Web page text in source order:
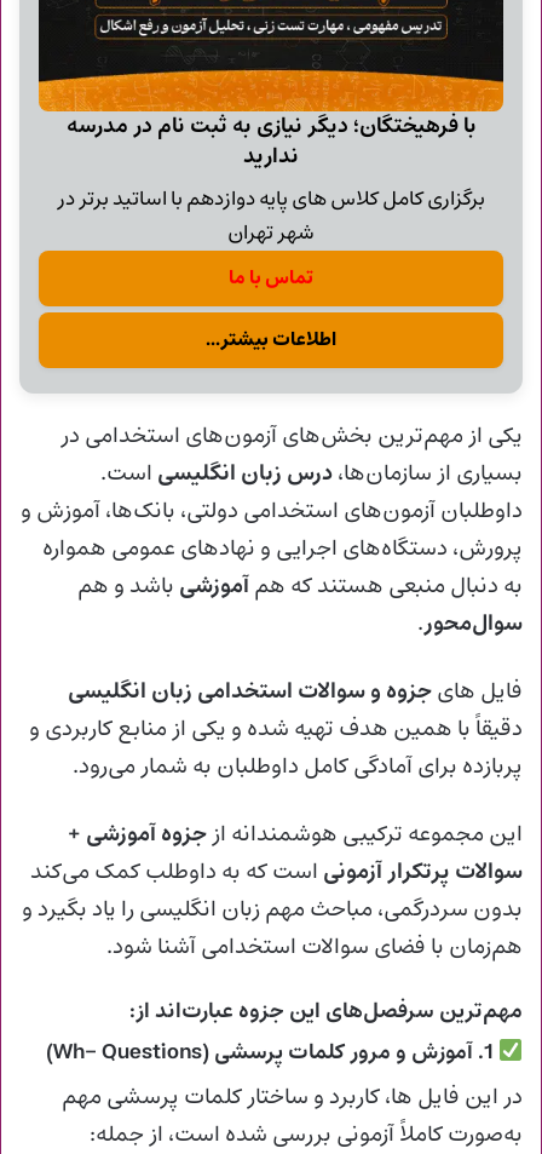
با فرهیختگان؛ دیگر نیازی به ثبت نام در مدرسه
ندارید
برگزاری کامل کلاس های پایه دوازدهم با اساتید برتر در
شهر تهران
تماس با ما
اطلاعات بیشتر...
یکی از مهم‌ترین بخش‌های آزمون‌های استخدامی در
بسیاری از سازمان‌ها،درس زبان انگلیسی است.
داوطلبان آزمون‌های استخدامی دولتی، بانک‌ها، آموزش و
پرورش، دستگاه‌های اجرایی و نهادهای عمومی همواره
به دنبال منبعی هستند که همآموزشی باشد و هم
سوال‌محور.
فایل هایجزوه و سوالات استخدامی زبان انگلیسی
دقیقاً با همین هدف تهیه شده و یکی از منابع کاربردی و
پربازده برای آمادگی کامل داوطلبان به شمار می‌رود.
این مجموعه ترکیبی هوشمندانه ازجزوه آموزشی +
سوالات پرتکرار آزمونی است که به داوطلب کمک می‌کند
بدون سردرگمی، مباحث مهم زبان انگلیسی را یاد بگیرد و
هم‌زمان با فضای سوالات استخدامی آشنا شود.
مهم‌ترین سرفصل‌های این جزوه عبارت‌اند از:
در این فایل ها، کاربرد و ساختار کلمات پرسشی مهم
به‌صورت کاملاً آزمونی بررسی شده است، از جمله: